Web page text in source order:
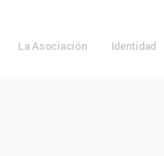
La Asociación Identidad